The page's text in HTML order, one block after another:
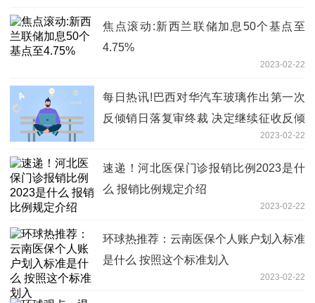
焦点滚动:新西兰联储加息50个基点至
4.75%
2023-02-22
每日热讯!巴西对华汽车玻璃作出第一次
反倾销日落复审终裁 决定继续征收反倾
2023-02-22
速递！河北医保门诊报销比例2023是什
么 报销比例规定介绍
2023-02-22
环球热推荐：云南医保个人账户划入标准
是什么 按照这个标准划入
2023-02-22